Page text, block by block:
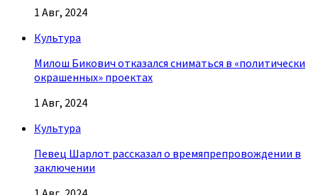
1 Авг, 2024
Культура
Милош Бикович отказался сниматься в «политически
окрашенных» проектах
1 Авг, 2024
Культура
Певец Шарлот рассказал о времяпрепровождении в
заключении